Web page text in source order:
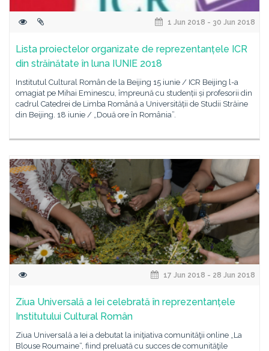
1 Jun 2018 - 30 Jun 2018
Lista proiectelor organizate de reprezentanțele ICR
din străinătate în luna IUNIE 2018
Institutul Cultural Român de la Beijing 15 iunie / ICR Beijing l-a
omagiat pe Mihai Eminescu, împreună cu studenții și profesorii din
cadrul Catedrei de Limba Română a Universității de Studii Străine
din Beijing. 18 iunie / „Două ore în România”.
17 Jun 2018 - 28 Jun 2018
Ziua Universală a Iei celebrată în reprezentanțele
Institutului Cultural Român
Ziua Universală a Iei a debutat la iniţiativa comunităţii online „La
Blouse Roumaine“, fiind preluată cu succes de comunităţile